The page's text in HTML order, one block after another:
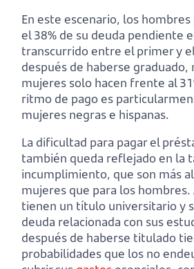
En este escenario, los
el 38% de su deuda pendiente
transcurrido entre el primer y
después de haberse
mujeres solo hacen frente al
ritmo de pago es
mujeres negras e hispanas.
La dificultad para pagar el
también queda reflejado en la
incumplimiento, que son más
mujeres que para los hombres.
tienen un título universitario y
deuda relacionada con sus
después de haberse titulado
probabilidades que los no